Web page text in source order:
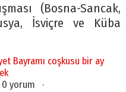
(Bosna-Sancak,
İsviçre ve Küba
Bayramı coşkusu bir ay
0 yorum ·